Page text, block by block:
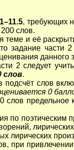
, требующих
слов.
теме и её
задание части
данного
2 следует
слов.
подсчёт слов
0
предельное
по поэтическим
лирических
при